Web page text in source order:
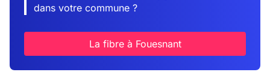
dans votre commune ?
La fibre à Fouesnant